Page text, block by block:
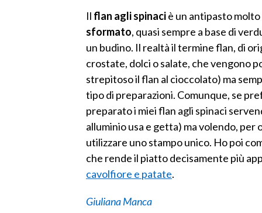
Il flan agli spinaciè un antipasto
sformato, quasi sempre a base di
un budino. Il realtà il termine flan, di
crostate, dolci o salate, che vengono
strepitoso il flan al cioccolato) ma
tipo di preparazioni. Comunque, se
preparato i miei flan agli spinaci
alluminio usa e getta) ma volendo, per
utilizzare uno stampo unico. Ho poi
che rende il piatto decisamente più
cavolfiore e patate.
Giuliana Manca